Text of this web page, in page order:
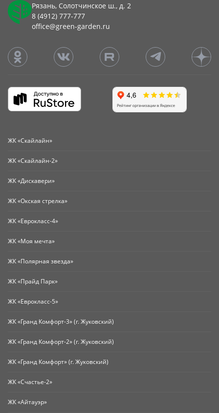
Рязань, Солотчинское ш., д. 2
8 (4912) 777-777
office@green-garden.ru
ЖК «Скайлайн»
ЖК «Скайлайн-2»
ЖК «Дискавери»
ЖК «Окская стрелка»
ЖК «Еврокласс-4»
ЖК «Моя мечта»
ЖК «Полярная звезда»
ЖК «Прайд Парк»
ЖК «Еврокласс-5»
ЖК «Гранд Комфорт-3» (г. Жуковский)
ЖК «Гранд Комфорт-2» (г. Жуковский)
ЖК «Гранд Комфорт» (г. Жуковский)
ЖК «Счастье-2»
ЖК «Айтауэр»